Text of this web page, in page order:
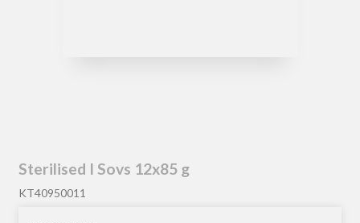
Sterilised I Sovs 12x85 g
KT40950011